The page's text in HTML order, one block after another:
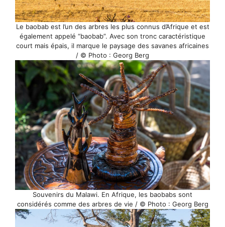
Le baobab est l’un des arbres les plus connus d’Afrique et est
également appelé “baobab”. Avec son tronc caractéristique
court mais épais, il marque le paysage des savanes africaines
/ © Photo : Georg Berg
Souvenirs du Malawi. En Afrique, les baobabs sont
considérés comme des arbres de vie / © Photo : Georg Berg